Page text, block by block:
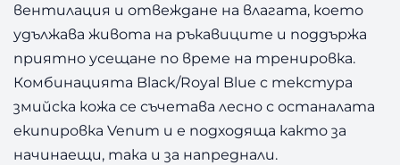
вентилация и отвеждане на влагата, което
удължава живота на ръкавиците и поддържа
приятно усещане по време на тренировка.
Комбинацията Black/Royal Blue с текстура
змийска кожа се съчетава лесно с останалата
екипировка Venum и е подходяща както за
начинаещи, така и за напреднали.